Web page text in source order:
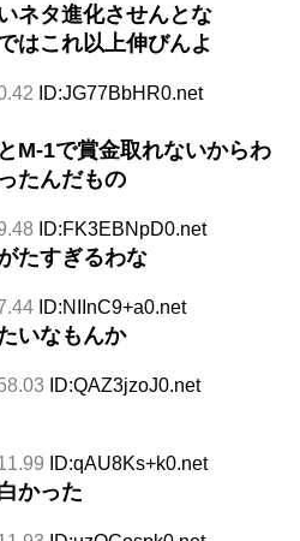
ネタ進化させんとな
はこれ以上伸びんよ
ID:JG77BbHR0.net
M-1で賞金取れないからわ
たんだもの
ID:FK3EBNpD0.net
たすぎるわな
ID:NIInC9+a0.net
いなもんか
ID:QAZ3jzoJ0.net
ID:qAU8Ks+k0.net
かった